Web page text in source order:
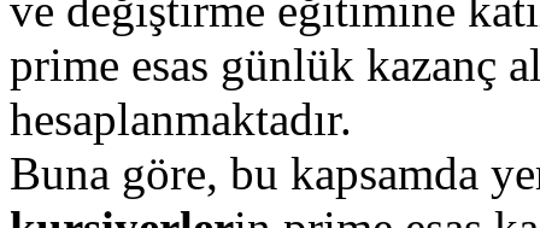
prime esas günlük kazanç
hesaplanmaktadır.
Buna göre, bu kapsamda